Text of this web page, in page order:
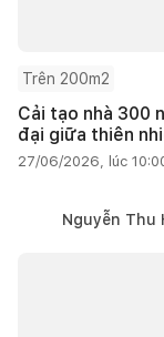
Trên 200m2
Cải tạo nhà 300
đại giữa thiên
27/06/2026, lúc
Nguyễn Thu